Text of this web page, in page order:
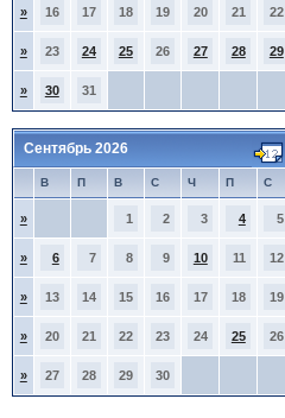
» 16 17 18 19 20 21 22
» 23 24 25 26 27 28 29
» 30 31
Сентябрь 2026
В П В С Ч П С
» 1 2 3 4 5
» 6 7 8 9 10 11 12
» 13 14 15 16 17 18 19
» 20 21 22 23 24 25 26
» 27 28 29 30